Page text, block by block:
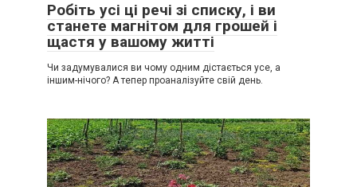
Робіть усі ці речі зі списку, і ви
станете магнітом для грошей і
щастя у вашому житті
Чи задумувалися ви чому одним дістається усе, а
іншим-нічого? А тепер проаналізуйте свій день.